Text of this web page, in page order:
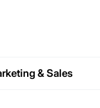
& Sales